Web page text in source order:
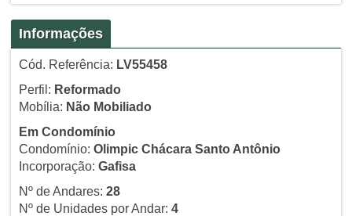
Informações
Cód. Referência: LV55458
Perfil: Reformado
Mobília: Não Mobiliado
Em Condomínio
Condomínio: Olimpic Chácara Santo Antônio
Incorporação: Gafisa
Nº de Andares: 28
Nº de Unidades por Andar: 4